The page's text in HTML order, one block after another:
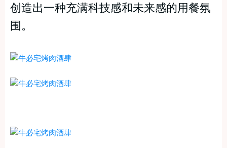
创造出一种充满科技感和未来感的用餐氛
围。